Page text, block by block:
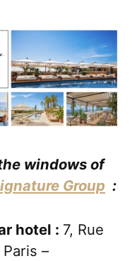
windows of
Group :
hotel : 7, Rue
–